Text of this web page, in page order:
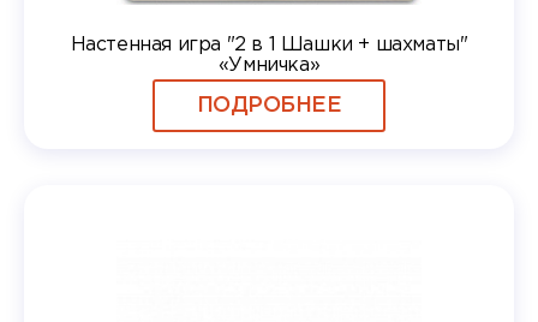
Настенная игра "2 в 1 Шашки + шахматы"
«Умничка»
ПОДРОБНЕЕ